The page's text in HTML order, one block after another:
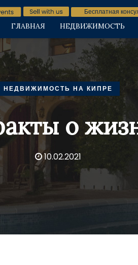
Бесплатная
ГЛАВНАЯ НЕДВИЖИМОСТЬ
НЕДВИЖИМОСТЬ НА КИПРЕ
о
10.02.2021